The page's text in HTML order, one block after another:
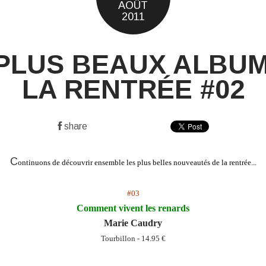
AOÛT
2011
BEAUX
LA RENTRÉE #02
share
Continuons de découvrir ensemble les plus belles nouveautés de la rentrée...
#03
Comment vivent les renards
Marie Caudry
Tourbillon - 14.95 €